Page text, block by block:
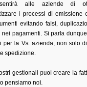
alle aziende di
i processi di emissione
evitando falsi,
nei pagamenti. Si parla
per la Vs. azienda, non solo
spedizione.
gestionali puoi creare la
pensiamo noi.